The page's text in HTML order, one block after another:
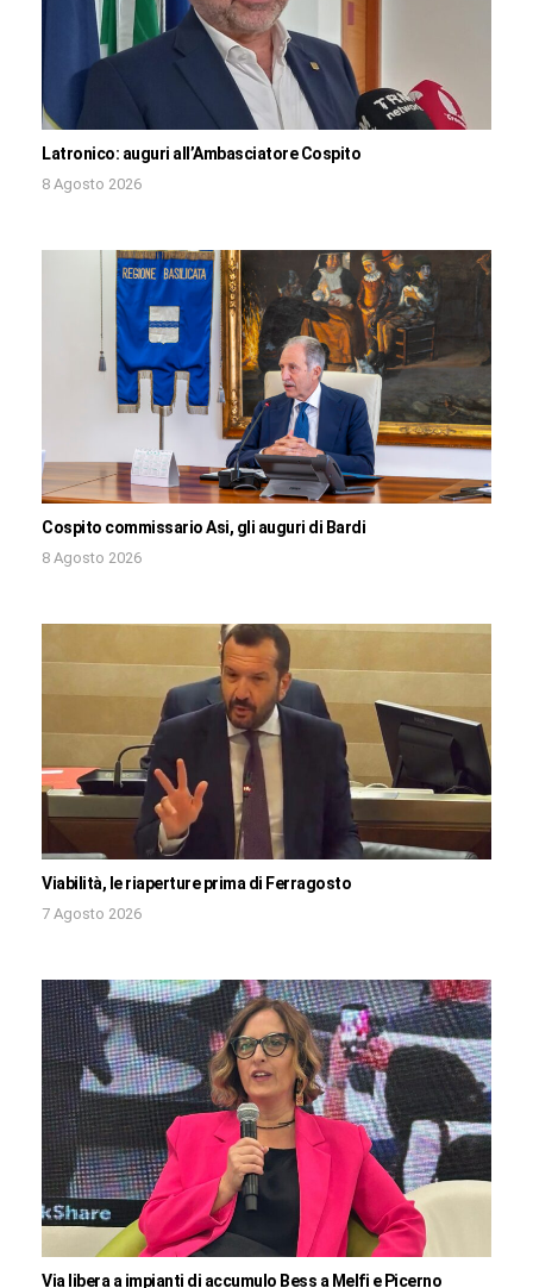
Latronico: auguri all’Ambasciatore Cospito
8 Agosto 2026
Cospito commissario Asi, gli auguri di Bardi
8 Agosto 2026
Viabilità, le riaperture prima di Ferragosto
7 Agosto 2026
Via libera a impianti di accumulo Bess a Melfi e Picerno